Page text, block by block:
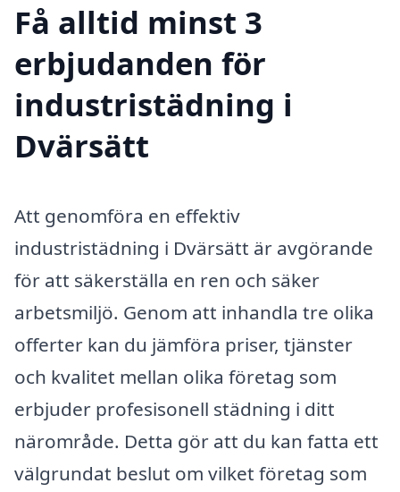
Få alltid minst 3
erbjudanden för
industristädning i
Dvärsätt
Att genomföra en effektiv
industristädning i Dvärsätt är avgörande
för att säkerställa en ren och säker
arbetsmiljö. Genom att inhandla tre olika
offerter kan du jämföra priser, tjänster
och kvalitet mellan olika företag som
erbjuder profesisonell städning i ditt
närområde. Detta gör att du kan fatta ett
välgrundat beslut om vilket företag som